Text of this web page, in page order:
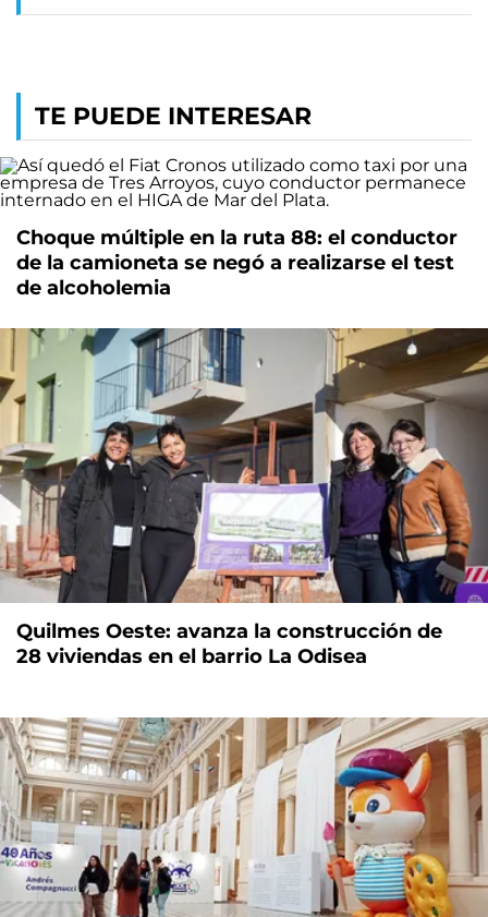
TE PUEDE INTERESAR
Choque múltiple en la ruta 88: el conductor
de la camioneta se negó a realizarse el test
de alcoholemia
Quilmes Oeste: avanza la construcción de
28 viviendas en el barrio La Odisea